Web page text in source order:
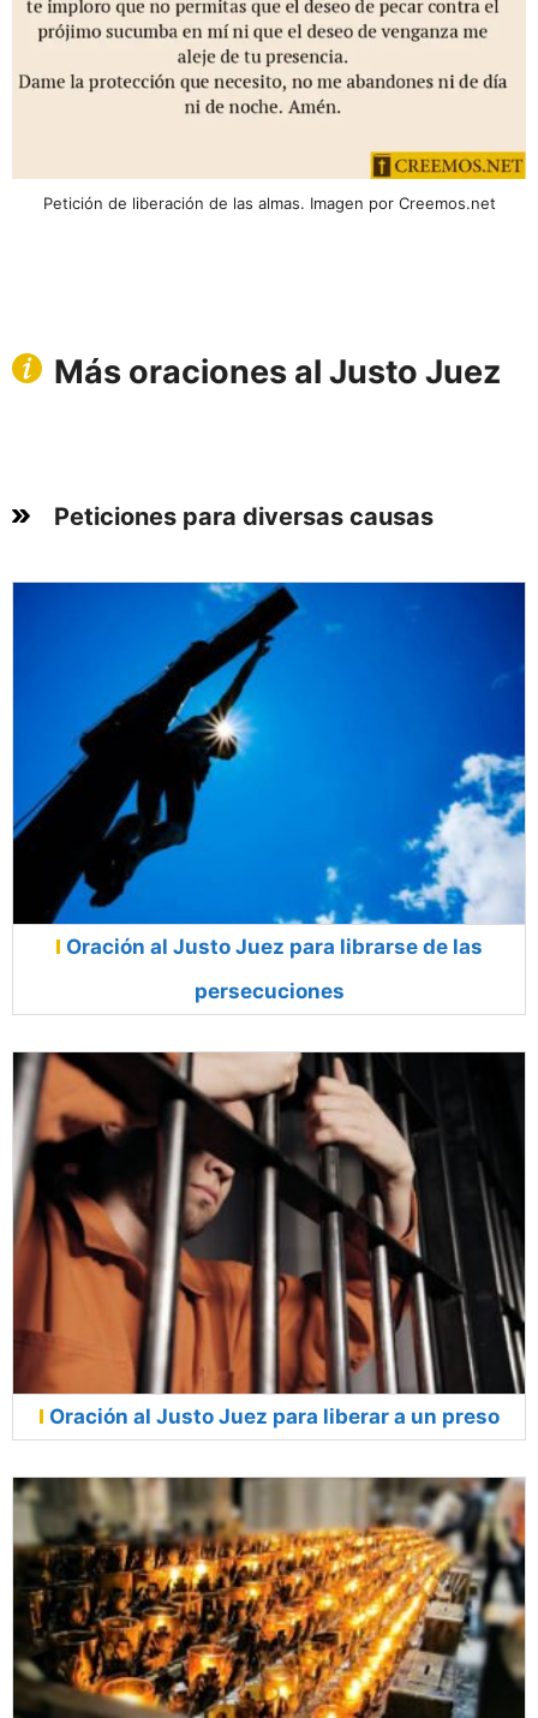
Petición de liberación de las almas. Imagen por Creemos.net
Más oraciones al Justo Juez
Peticiones para diversas causas
Oración al Justo Juez para librarse de las
persecuciones
Oración al Justo Juez para liberar a un preso